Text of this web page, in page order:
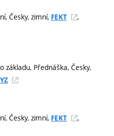
Česky, zimní, FEKT ,
základu, Přednáška, Česky,
Česky, zimní, FEKT ,